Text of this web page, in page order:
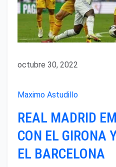
octubre 30, 2022
Maximo Astudillo
REAL MADRID
CON EL GIRONA
EL BARCELONA